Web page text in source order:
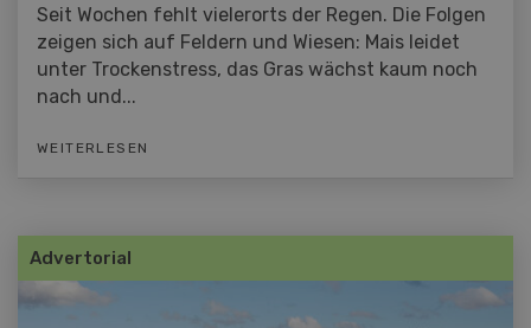
Seit Wochen fehlt vielerorts der Regen. Die Folgen
zeigen sich auf Feldern und Wiesen: Mais leidet
unter Trockenstress, das Gras wächst kaum noch
nach und...
WEITERLESEN
Advertorial